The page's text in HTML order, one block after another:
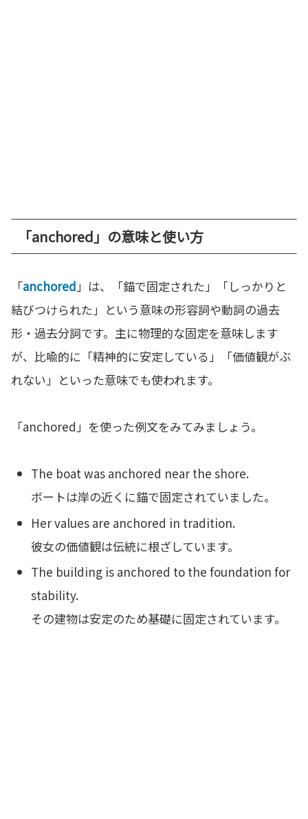
「anchored」の意味と使い方
「anchored」は、「錨で固定された」「しっかりと
結びつけられた」という意味の形容詞や動詞の過去
形・過去分詞です。主に物理的な固定を意味します
が、比喩的に「精神的に安定している」「価値観がぶ
れない」といった意味でも使われます。
「anchored」を使った例文をみてみましょう。
The boat was anchored near the shore.
ボートは岸の近くに錨で固定されていました。
Her values are anchored in tradition.
彼女の価値観は伝統に根ざしています。
The building is anchored to the foundation for
stability.
その建物は安定のため基礎に固定されています。